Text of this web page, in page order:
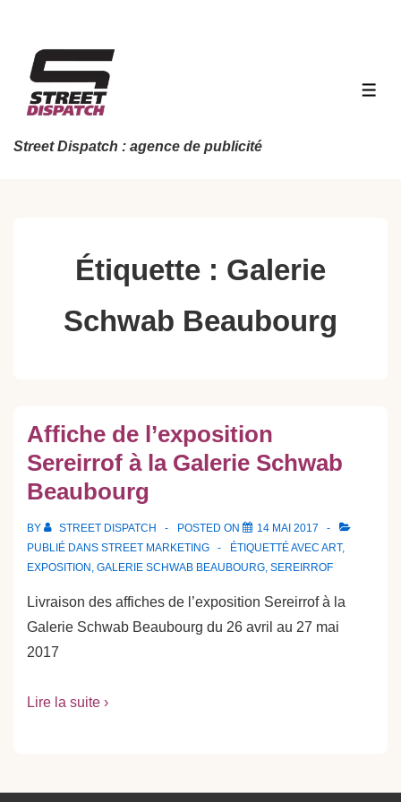
contenu
principal
Street Dispatch : agence de publicité
Étiquette : Galerie
Schwab Beaubourg
Affiche de l’exposition
Sereirrof à la Galerie Schwab
Beaubourg
BY STREET DISPATCH POSTED ON
14 MAI 2017
PUBLIÉ DANS STREET MARKETING ÉTIQUETTÉ AVEC ART,
EXPOSITION , GALERIE SCHWAB BEAUBOURG, SEREIRROF
Livraison des affiches de l’exposition Sereirrof à la
Galerie Schwab Beaubourg du 26 avril au 27 mai
2017
Lire la suite ›